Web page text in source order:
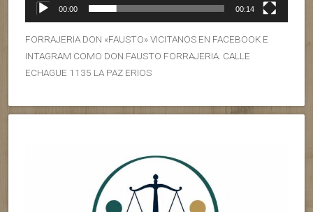
00:00 00:14
FORRAJERIA DON «FAUSTO» VICITANOS EN FACEBOOK E
INTAGRAM COMO DON FAUSTO FORRAJERIA. CALLE
ECHAGUE 1135 LA PAZ ERIOS